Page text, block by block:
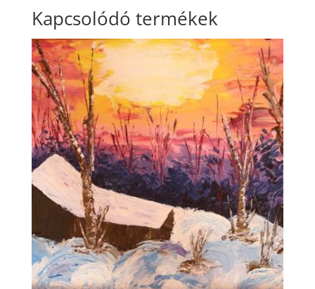
Kapcsolódó termékek